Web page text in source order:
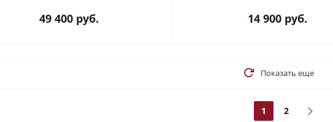
49 400руб. 14 900руб.
Показать еще
1 2